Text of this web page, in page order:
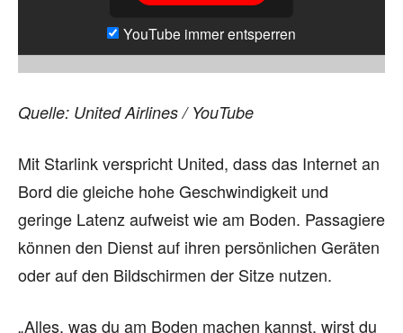
YouTube immer entsperren
Quelle: United Airlines / YouTube
Mit Starlink verspricht United, dass das Internet an
Bord die gleiche hohe Geschwindigkeit und
geringe Latenz aufweist wie am Boden. Passagiere
können den Dienst auf ihren persönlichen Geräten
oder auf den Bildschirmen der Sitze nutzen.
„Alles, was du am Boden machen kannst, wirst du